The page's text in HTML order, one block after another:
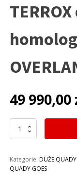
49 990,00
ilość
QUAD
MOTO
C-
Kategorie: DUŻE
QUADY GOES